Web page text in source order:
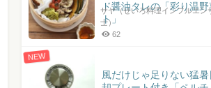
ド醤油タレの「彩り温
ト」
サヤ（せいろ料理インフルエン
士）
62
NEW
風だけじゃ足りない猛